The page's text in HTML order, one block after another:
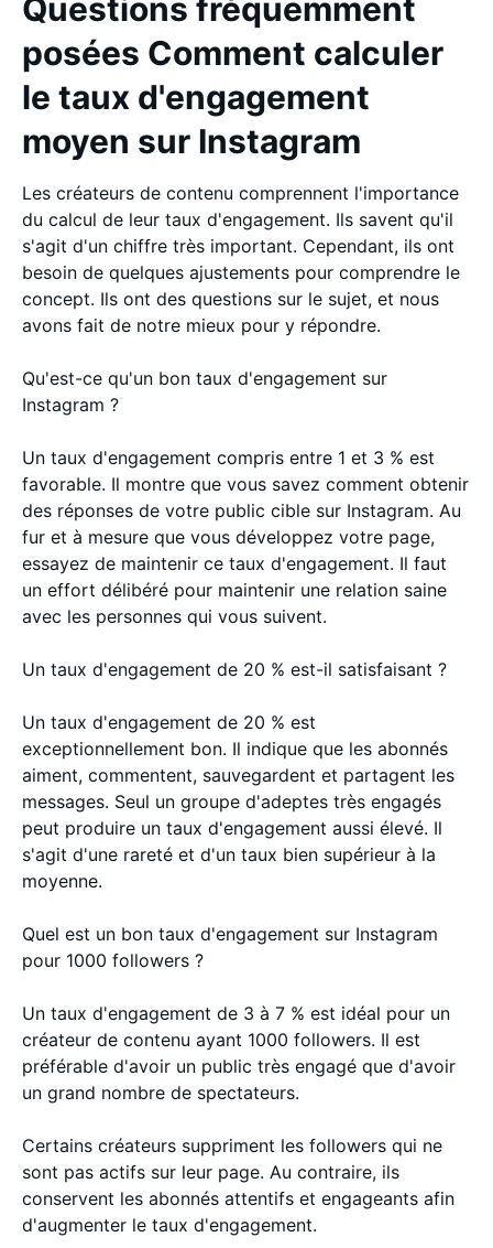
Questions fréquemment
posées Comment calculer
le taux d'engagement
moyen sur Instagram
Les créateurs de contenu comprennent l'importance
du calcul de leur taux d'engagement. Ils savent qu'il
s'agit d'un chiffre très important. Cependant, ils ont
besoin de quelques ajustements pour comprendre le
concept. Ils ont des questions sur le sujet, et nous
avons fait de notre mieux pour y répondre.
Qu'est-ce qu'un bon taux d'engagement sur
Instagram ?
Un taux d'engagement compris entre 1 et 3 % est
favorable. Il montre que vous savez comment obtenir
des réponses de votre public cible sur Instagram. Au
fur et à mesure que vous développez votre page,
essayez de maintenir ce taux d'engagement. Il faut
un effort délibéré pour maintenir une relation saine
avec les personnes qui vous suivent.
Un taux d'engagement de 20 % est-il satisfaisant ?
Un taux d'engagement de 20 % est
exceptionnellement bon. Il indique que les abonnés
aiment, commentent, sauvegardent et partagent les
messages. Seul un groupe d'adeptes très engagés
peut produire un taux d'engagement aussi élevé. Il
s'agit d'une rareté et d'un taux bien supérieur à la
moyenne.
Quel est un bon taux d'engagement sur Instagram
pour 1000 followers ?
Un taux d'engagement de 3 à 7 % est idéal pour un
créateur de contenu ayant 1000 followers. Il est
préférable d'avoir un public très engagé que d'avoir
un grand nombre de spectateurs.
Certains créateurs suppriment les followers qui ne
sont pas actifs sur leur page. Au contraire, ils
conservent les abonnés attentifs et engageants afin
d'augmenter le taux d'engagement.